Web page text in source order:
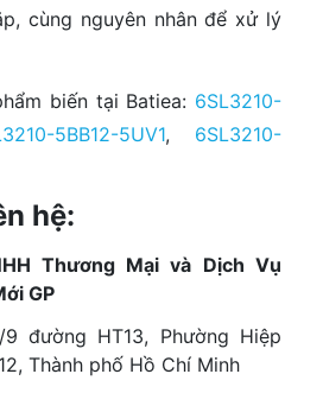
cùng nguyên nhân để xử lý
biến tại Batiea: 6SL3210-
5BB12-5UV1, 6SL3210-
hệ:
Thương Mại và Dịch Vụ
GP
đường HT13, Phường Hiệp
Thành phố Hồ Chí Minh